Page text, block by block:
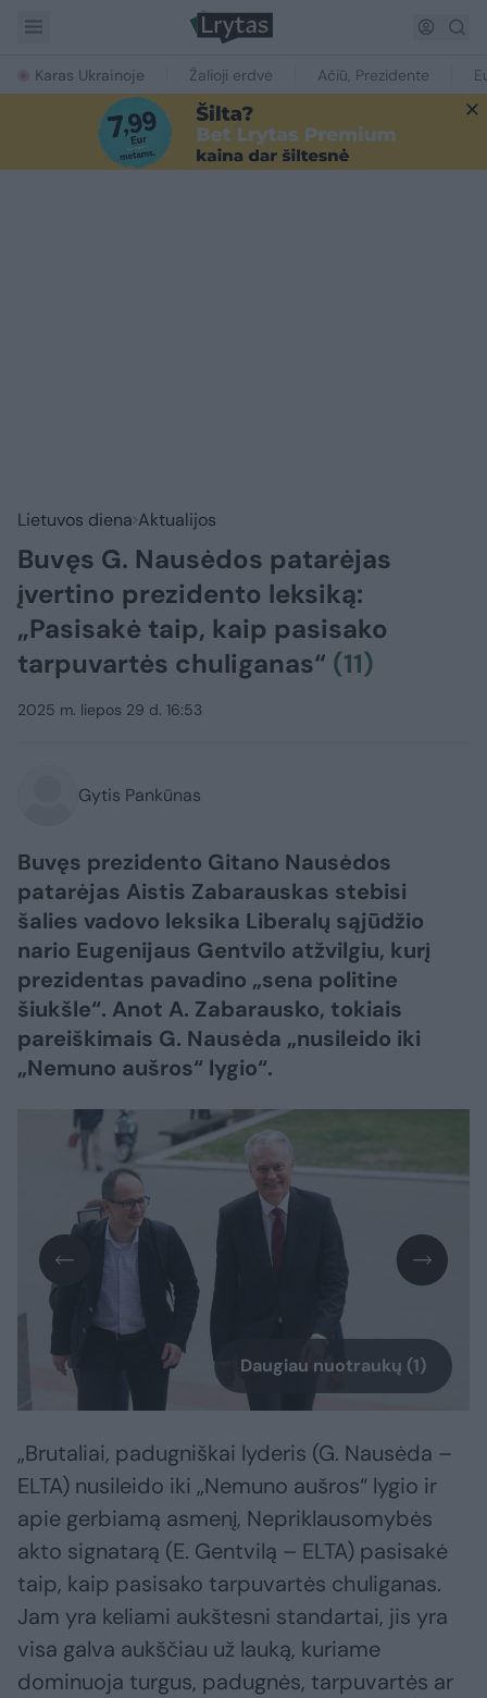
Karas Ukrainoje Žalioji erdvė Ačiū, Prezidente
Lietuvos diena Aktualijos
Buvęs G. Nausėdos patarėjas
įvertino prezidento leksiką:
„Pasisakė taip, kaip pasisako
tarpuvartės chuliganas“ (11)
2025 m. liepos 29 d. 16:53
Gytis Pankūnas
Buvęs prezidento Gitano Nausėdos
patarėjas Aistis Zabarauskas stebisi
šalies vadovo leksika Liberalų sąjūdžio
nario Eugenijaus Gentvilo atžvilgiu, kurį
prezidentas pavadino „sena politine
šiukšle“. Anot A. Zabarausko, tokiais
pareiškimais G. Nausėda „nusileido iki
„Nemuno aušros“ lygio“.
Daugiau nuotraukų (1)
„Brutaliai, padugniškai lyderis (G. Nausėda –
ELTA) nusileido iki „Nemuno aušros“ lygio ir
apie gerbiamą asmenį, Nepriklausomybės
akto signatarą (E. Gentvilą – ELTA) pasisakė
taip, kaip pasisako tarpuvartės chuliganas.
Jam yra keliami aukštesni standartai, jis yra
visa galva aukščiau už lauką, kuriame
dominuoja turgus, padugnės, tarpuvartės ar